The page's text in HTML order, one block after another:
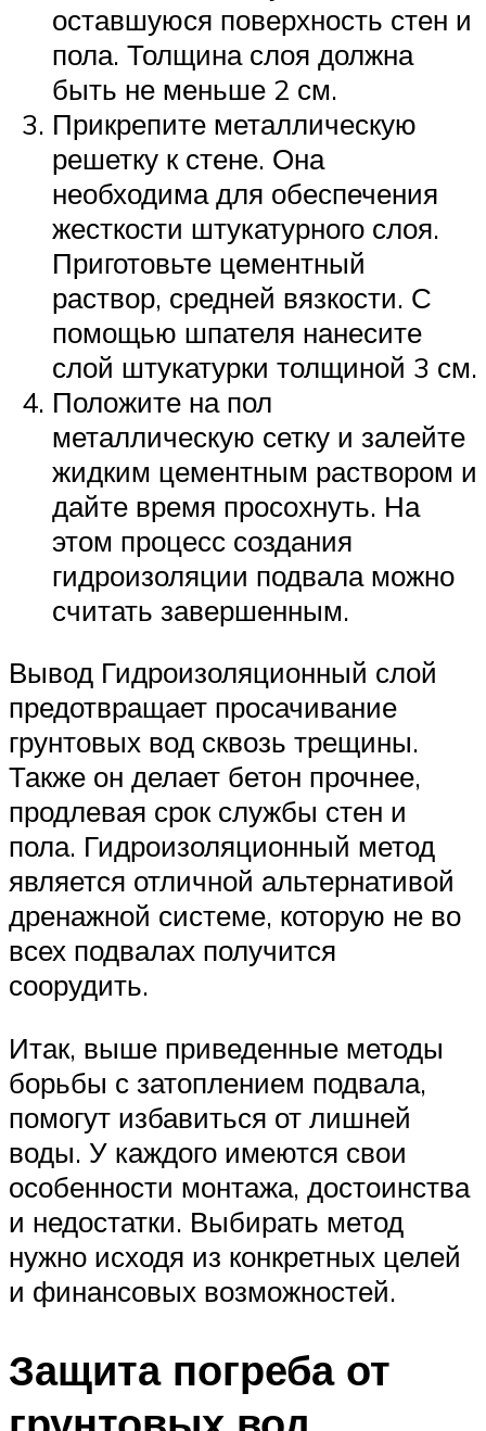
оставшуюся поверхность стен и
пола. Толщина слоя должна
быть не меньше 2 см.
Прикрепите металлическую
решетку к стене. Она
необходима для обеспечения
жесткости штукатурного слоя.
Приготовьте цементный
раствор, средней вязкости. С
помощью шпателя нанесите
слой штукатурки толщиной 3 см.
Положите на пол
металлическую сетку и залейте
жидким цементным раствором и
дайте время просохнуть. На
этом процесс создания
гидроизоляции подвала можно
считать завершенным.
Вывод Гидроизоляционный слой
предотвращает просачивание
грунтовых вод сквозь трещины.
Также он делает бетон прочнее,
продлевая срок службы стен и
пола. Гидроизоляционный метод
является отличной альтернативой
дренажной системе, которую не во
всех подвалах получится
соорудить.
Итак, выше приведенные методы
борьбы с затоплением подвала,
помогут избавиться от лишней
воды. У каждого имеются свои
особенности монтажа, достоинства
и недостатки. Выбирать метод
нужно исходя из конкретных целей
и финансовых возможностей.
Защита погреба от